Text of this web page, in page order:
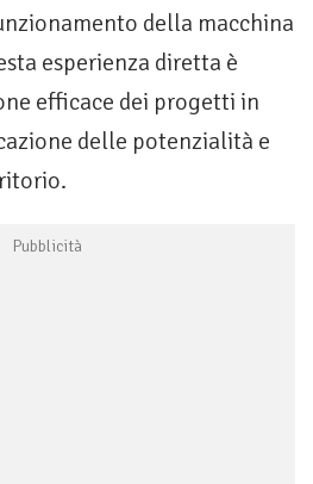
della macchina
esperienza diretta è
efficace dei progetti in
delle potenzialità e